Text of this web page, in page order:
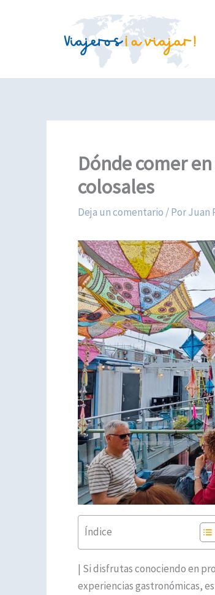
Dónde comer
colosales
Deja un comentario / PorJuan
Índice
| Si disfrutas conociendo en
experiencias gastronómicas,